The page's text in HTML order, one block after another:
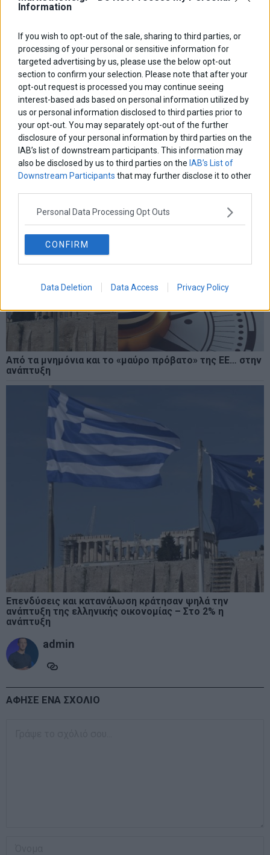
Information
If you wish to opt-out of the sale, sharing to third parties, or
processing of your personal or sensitive information for
targeted advertising by us, please use the below opt-out
section to confirm your selection. Please note that after your
opt-out request is processed you may continue seeing
interest-based ads based on personal information utilized by
us or personal information disclosed to third parties prior to
your opt-out. You may separately opt-out of the further
disclosure of your personal information by third parties on the
IAB’s list of downstream participants. This information may
also be disclosed by us to third parties on the IAB’s List of
Downstream Participants that may further disclose it to other
Personal Data Processing Opt Outs
CONFIRM
Data Deletion Data Access Privacy Policy
Π. Μαρινάκης: «Ακούω βερεσέ όσα λέει ο Τσίπρας –
Έβαλε πάνω από τριάντα νέους φόρους»
Από τα μνημόνια και το «μαύρο πρόβατο» της ΕΕ… στην
ανάπτυξη
Επενδύσεις και κατανάλωση κράτησαν ψηλά την
ανάπτυξη της ελληνικής οικονομίας – Στο 2% η
ανάπτυξη
admin
ΑΦΗΣΕ ΕΝΑ ΣΧΟΛΙΟ